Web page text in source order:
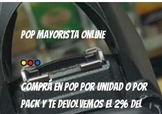
Pop mayorista online
Comprá en pop por unidad o por
pack y te devolvemos el 2% del